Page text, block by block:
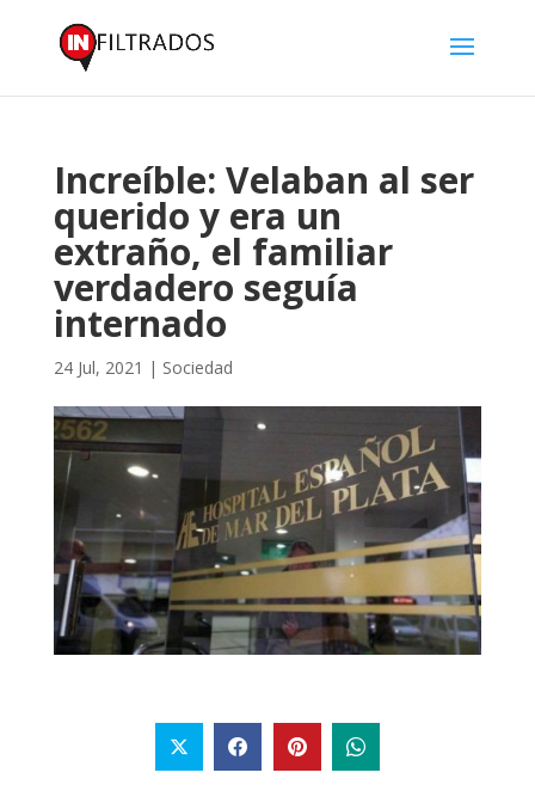
Increíble: Velaban al ser
querido y era un
extraño, el familiar
verdadero seguía
internado
24 Jul, 2021 | Sociedad